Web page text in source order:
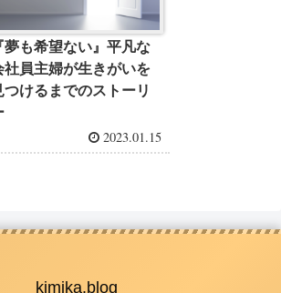
夢も希望ない』平凡な
社員主婦が生きがいを
つけるまでのストーリ
2023.01.15
kimika.blog